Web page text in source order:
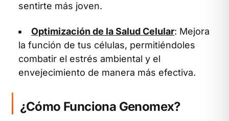
sentirte más joven.
Optimización de la Salud Celular: Mejora
la función de tus células, permitiéndoles
combatir el estrés ambiental y el
envejecimiento de manera más efectiva.
¿Cómo Funciona Genomex?